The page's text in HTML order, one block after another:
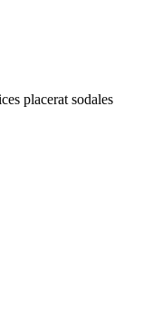
placerat sodales